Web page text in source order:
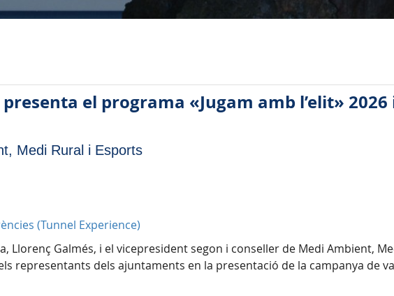
el programa «Jugam amb l’elit»
Medi Rural i Esports
(Tunnel Experience)
Llorenç Galmés, i el vicepresident segon i conseller de Medi Ambient,
representants dels ajuntaments en la presentació de la campanya de